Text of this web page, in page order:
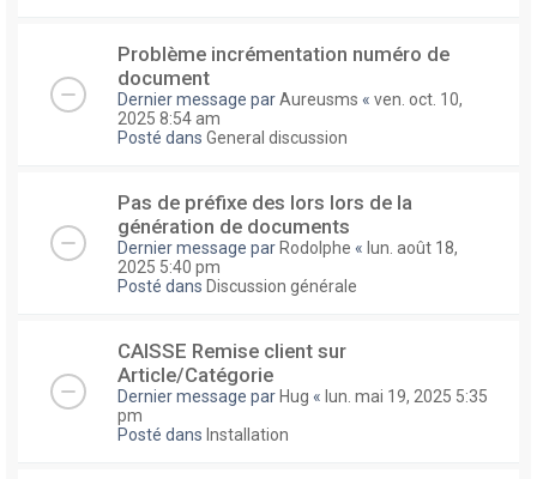
Problème incrémentation numéro de
document
Dernier message parAureusms « ven. oct. 10,
2025 8:54 am
Posté dans General discussion
Pas de préfixe des lors lors de la
génération de documents
Dernier message par Rodolphe « lun. août 18,
2025 5:40 pm
Posté dans Discussion générale
CAISSE Remise client sur
Article/Catégorie
Dernier message par Hug « lun. mai 19, 2025 5:35
pm
Posté dans Installation